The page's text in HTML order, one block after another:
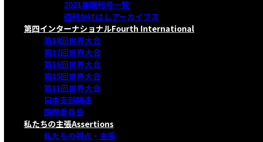
2021年既刊号一覧
週刊かけはしアーカイブス
第四インターナショナルFourth International
第18回世界大会
第17回世界大会
第16回世界大会
第15回世界大会
第11回世界大会
日本支部関連
国際委員会
私たちの主張Assertions
私たちの視点・主張